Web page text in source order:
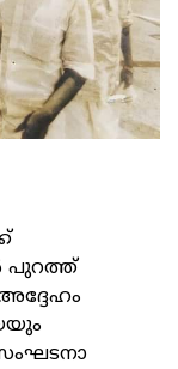
പുറത്ത്